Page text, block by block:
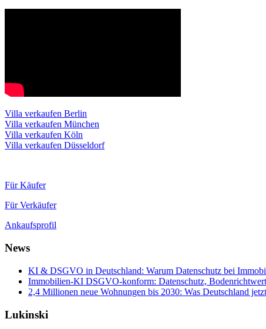
Villa verkaufen Berlin
Villa verkaufen München
Villa verkaufen Köln
Villa verkaufen Düsseldorf
Für Käufer
Für Verkäufer
Ankaufsprofil
News
KI & DSGVO in Deutschland: Warum Datenschutz bei
Immobilien-KI DSGVO-konform: Datenschutz,
2,4 Millionen neue Wohnungen bis 2030: Was Deutschland
Lukinski